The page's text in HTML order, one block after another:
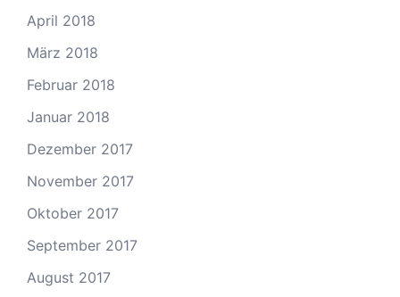
April 2018
März 2018
Februar 2018
Januar 2018
Dezember 2017
November 2017
Oktober 2017
September 2017
August 2017